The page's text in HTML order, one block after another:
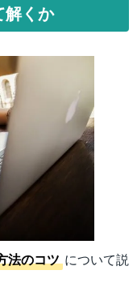
解くか
法のコツ について説